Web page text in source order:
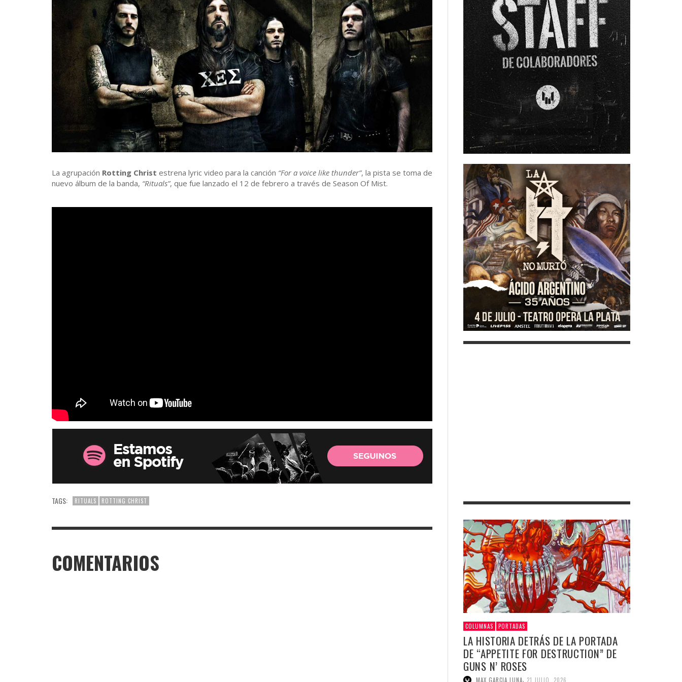
La agrupación Rotting Christ estrena lyric video para la canción “For a voice like thunder”, la pista se toma de
nuevo álbum de la banda, “Rituals”, que fue lanzado el 12 de febrero a través de Season Of Mist.
TAGS: RITUALS ROTTING CHRIST
COMENTARIOS
COLUMNAS PORTADAS
LA HISTORIA DETRÁS DE LA PORTADA
DE “APPETITE FOR DESTRUCTION” DE
GUNS N’ ROSES
MAX GARCIA LUNA, 21 JULIO, 2026